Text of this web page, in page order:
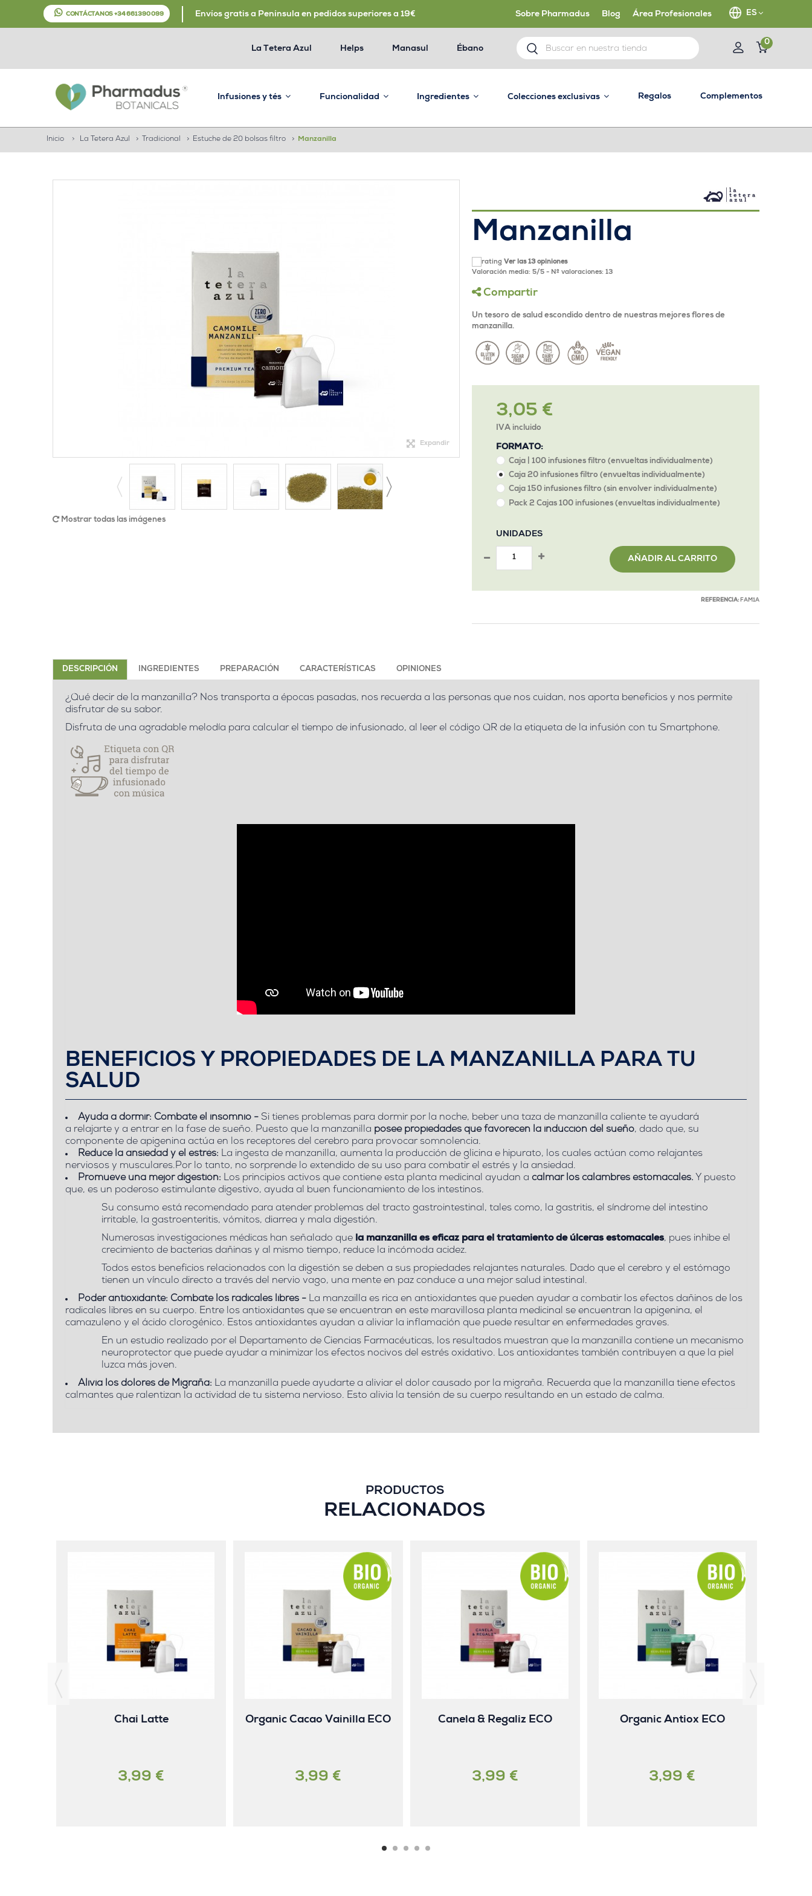
ES
CONTÁCTANOS +34 661 390 099 Envíos gratis a Península en pedidos superiores a 19€ Sobre Pharmadus Blog Área Profesionales
0
La Tetera Azul Helps Manasul Ébano
Infusiones y tés Funcionalidad Ingredientes Colecciones exclusivas Regalos Complementos
Inicio > La Tetera Azul > Tradicional > Estuche de 20 bolsas filtro > Manzanilla
Expandir
Mostrar todas las imágenes
Manzanilla
Ver las 13 opiniones
Valoración media:5/5 - Nº valoraciones: 13
Compartir
Un tesoro de salud escondido dentro de nuestras mejores flores de
manzanilla.
3,05 €
IVA incluido
FORMATO:
Caja | 100 infusiones filtro (envueltas individualmente)
Caja 20 infusiones filtro (envueltas individualmente)
Caja 150 infusiones filtro (sin envolver individualmente)
Pack 2 Cajas 100 infusiones (envueltas individualmente)
UNIDADES
AÑADIR AL CARRITO
REFERENCIA: FAM1A
DESCRIPCIÓN INGREDIENTES PREPARACIÓN CARACTERÍSTICAS OPINIONES
¿Qué decir de la manzanilla? Nos transporta a épocas pasadas, nos recuerda a las personas que nos cuidan, nos aporta beneficios y nos permite
disfrutar de su sabor.
Disfruta de una agradable melodía para calcular el tiempo de infusionado, al leer el código QR de la etiqueta de la infusión con tu Smartphone.
BENEFICIOS Y PROPIEDADES DE LA MANZANILLA PARA TU
SALUD
Ayuda a dormir: Combate el insomnio - Si tienes problemas para dormir por la noche, beber una taza de manzanilla caliente te ayudará
a relajarte y a entrar en la fase de sueño. Puesto que la manzanilla posee propiedades que favorecen la inducción del sueño, dado que, su
componente de apigenina actúa en los receptores del cerebro para provocar somnolencia.
Reduce la ansiedad y el estrés: La ingesta de manzanilla, aumenta la producción de glicina e hipurato, los cuales actúan como relajantes
nerviosos y musculares.Por lo tanto, no sorprende lo extendido de su uso para combatir el estrés y la ansiedad.
Promueve una mejor digestión: Los principios activos que contiene esta planta medicinal ayudan a calmar los calambres estomacales. Y puesto
que, es un poderoso estimulante digestivo, ayuda al buen funcionamiento de los intestinos.
Su consumo está recomendado para atender problemas del tracto gastrointestinal, tales como, la gastritis, el síndrome del intestino
irritable, la gastroenteritis, vómitos, diarrea y mala digestión.
Numerosas investigaciones médicas han señalado que la manzanilla es eficaz para el tratamiento de úlceras estomacales, pues inhibe el
crecimiento de bacterias dañinas y al mismo tiempo, reduce la incómoda acidez.
Todos estos beneficios relacionados con la digestión se deben a sus propiedades relajantes naturales. Dado que el cerebro y el estómago
tienen un vínculo directo a través del nervio vago, una mente en paz conduce a una mejor salud intestinal.
Poder antioxidante: Combate los radicales libres - La manzailla es rica en antioxidantes que pueden ayudar a combatir los efectos dañinos de los
radicales libres en su cuerpo. Entre los antioxidantes que se encuentran en este maravillosa planta medicinal se encuentran la apigenina, el
camazuleno y el ácido clorogénico. Estos antioxidantes ayudan a aliviar la inflamación que puede resultar en enfermedades graves.
En un estudio realizado por el Departamento de Ciencias Farmacéuticas, los resultados muestran que la manzanilla contiene un mecanismo
neuroprotector que puede ayudar a minimizar los efectos nocivos del estrés oxidativo. Los antioxidantes también contribuyen a que la piel
luzca más joven.
Alivia los dolores de Migraña: La manzanilla puede ayudarte a aliviar el dolor causado por la migraña. Recuerda que la manzanilla tiene efectos
calmantes que ralentizan la actividad de tu sistema nervioso. Esto alivia la tensión de su cuerpo resultando en un estado de calma.
PRODUCTOS
RELACIONADOS
Chai Latte
3,99 €
Organic Cacao Vainilla ECO
3,99 €
Canela & Regaliz ECO
3,99 €
Organic Antiox ECO
3,99 €